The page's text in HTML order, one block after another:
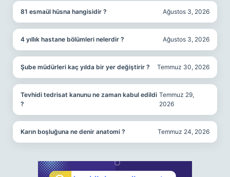
81 esmaül hüsna hangisidir ? Ağustos 3, 2026
4 yıllık hastane bölümleri nelerdir ? Ağustos 3, 2026
Şube müdürleri kaç yılda bir yer değiştirir ? Temmuz 30, 2026
Tevhidi tedrisat kanunu ne zaman kabul edildi
?
Temmuz 29,
2026
Karın boşluğuna ne denir anatomi ? Temmuz 24, 2026